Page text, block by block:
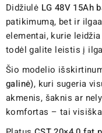
Didžiulė LG 48V 15Ah
patikimumą, bet ir
elementai, kurie
todėl galite leistis į
Šio modelio
galinė), kuri sugeria
akmenis, šaknis ar
komfortas – tai